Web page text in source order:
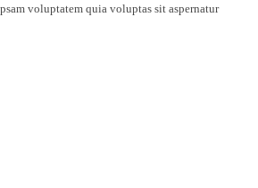
voluptatem quia voluptas sit aspernatur